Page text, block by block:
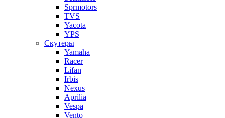
Sprmotors
TVS
Yacota
YPS
Скутеры
Yamaha
Racer
Lifan
Irbis
Nexus
Aprilia
Vespa
Vento